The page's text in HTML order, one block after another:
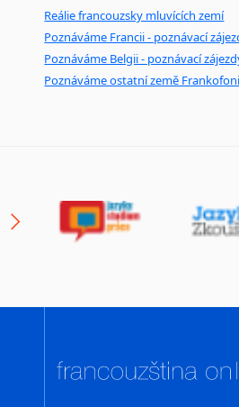
Reálie francouzsky mluvících zemí
Poznáváme Francii - poznávací
Poznáváme Belgii - poznávací
Poznáváme ostatní země